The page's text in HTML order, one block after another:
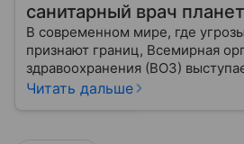
санитарный врач
В современном мире, где
признают границ, Всемирная
здравоохранения (ВОЗ)
координатором глобального
Читать дальше